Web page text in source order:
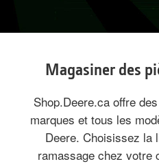
Magasiner des
Shop.Deere.ca offre
marques et tous les
Deere. Choisissez la
ramassage chez votre